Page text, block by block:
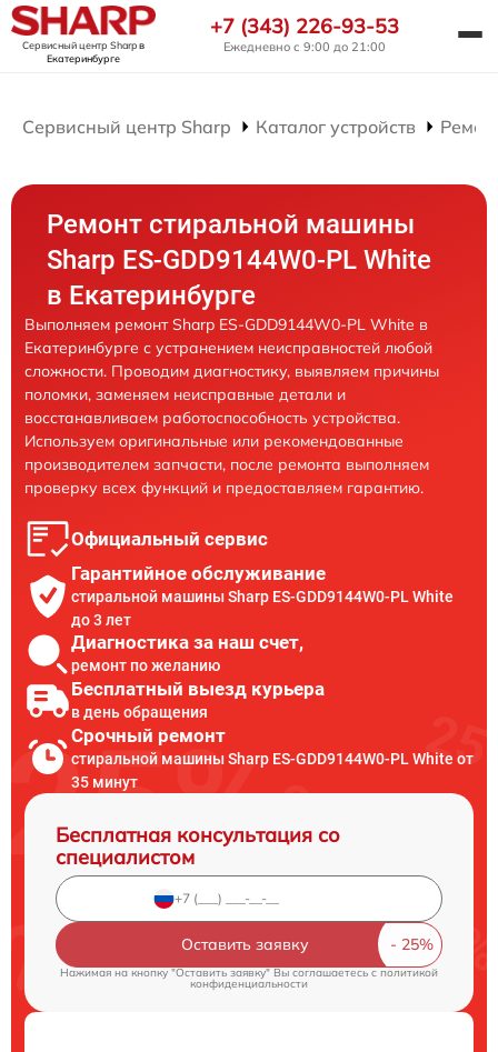
Сервисный центр Sharpв
Екатеринбурге
+7 (343) 226-93-53
Ежедневно с 9:00 до 21:00
Сервисный центр Sharp Каталог устройств
Ремонт стиральной машины
Sharp ES-GDD9144W0-PL White
в Екатеринбурге
Выполняем ремонт Sharp ES-GDD9144W0-PL White в
Екатеринбурге с устранением неисправностей любой
сложности. Проводим диагностику, выявляем причины
поломки, заменяем неисправные детали и
восстанавливаем работоспособность устройства.
Используем оригинальные или рекомендованные
производителем запчасти, после ремонта выполняем
проверку всех функций и предоставляем гарантию.
Официальный сервис
Гарантийное обслуживание
стиральной машины Sharp ES-GDD9144W0-PL White
до 3 лет
Диагностика за наш счет,
ремонт по желанию
Бесплатный выезд курьера
в день обращения
Срочный ремонт
стиральной машины Sharp ES-GDD9144W0-PL White от
35 минут
Бесплатная консультация со
специалистом
Оставить заявку
Нажимая на кнопку "Оставить заявку" Вы соглашаетесь cполитикой
конфиденциальности